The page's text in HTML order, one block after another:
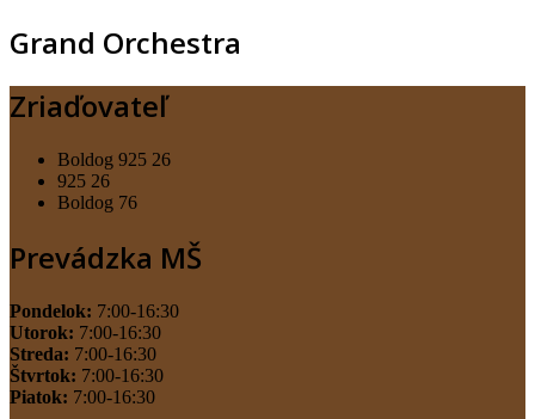
Grand Orchestra
Zriaďovateľ
Boldog 925 26
925 26
Boldog 76
Prevádzka MŠ
Pondelok: 7:00-16:30
Utorok: 7:00-16:30
Streda: 7:00-16:30
Štvrtok: 7:00-16:30
Piatok: 7:00-16:30